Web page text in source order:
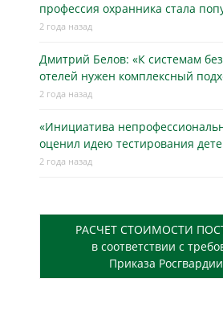
профессия охранника стала
2 года назад
Дмитрий Белов: «К системам
отелей нужен комплексный
2 года назад
«Инициатива
оценил идею тестирования
2 года назад
РАСЧЕТ СТОИМОСТИ
в соответствии с
Приказа